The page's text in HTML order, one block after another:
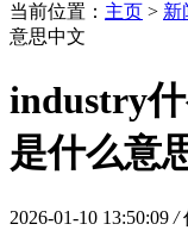
当前位置： 主页 > 新
意思中文
industry
是什么意
2026-01-10 13:50:09 /